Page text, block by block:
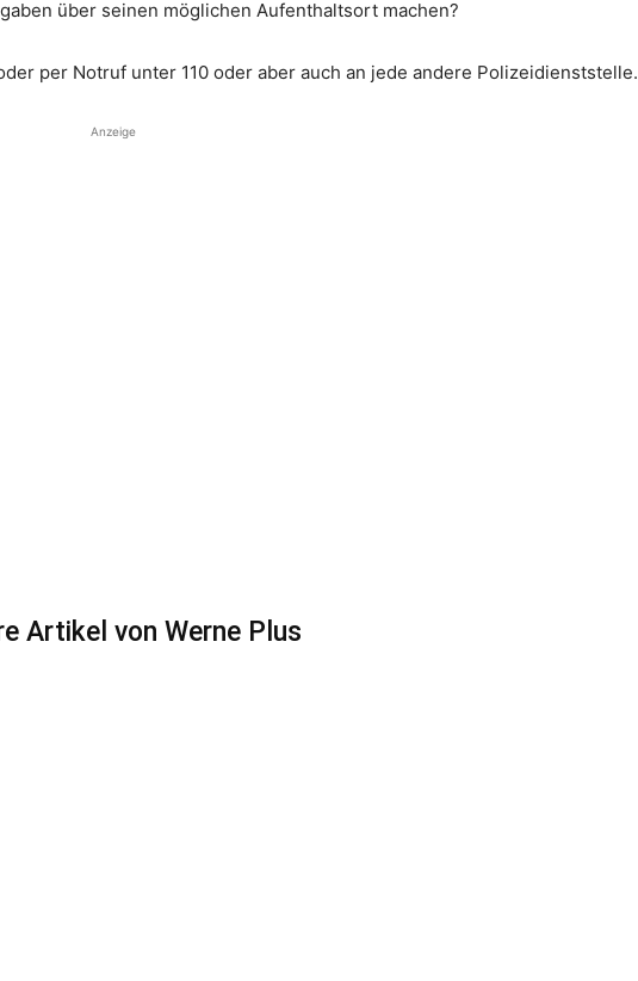
über seinen möglichen Aufenthaltsort machen?
per Notruf unter 110 oder aber auch an jede andere Polizeidienststelle.
Anzeige
Artikel von Werne Plus